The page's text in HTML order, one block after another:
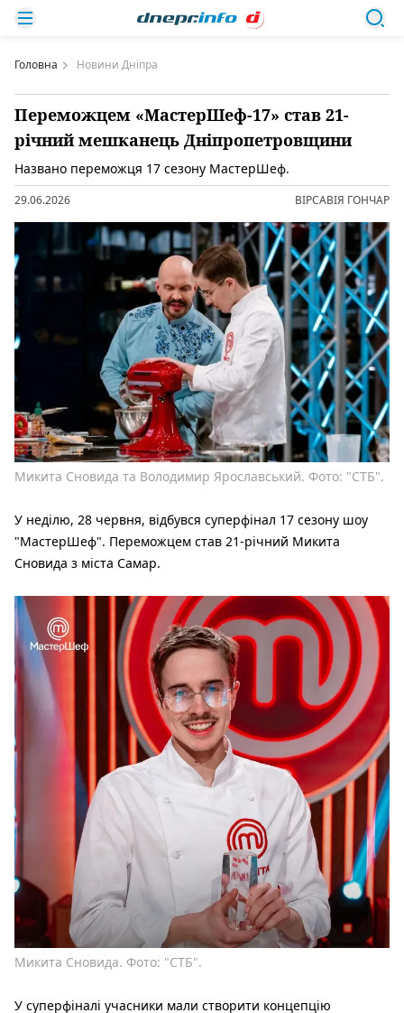
Головна Новини Дніпра
Переможцем «МастерШеф-17» став 21-
річний мешканець Дніпропетровщини
Названо переможця 17 сезону МастерШеф.
29.06.2026 ВІРСАВІЯ ГОНЧАР
Микита Сновида та Володимир Ярославський. Фото: "СТБ".
У неділю, 28 червня, відбувся суперфінал 17 сезону шоу
"МастерШеф". Переможцем став 21-річний Микита
Сновида з міста Самар.
Микита Сновида. Фото: "СТБ".
У суперфіналі учасники мали створити концепцію